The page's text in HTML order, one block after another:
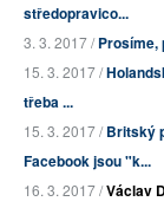
středopravico...
3. 3. 2017 /Prosíme,
15. 3. 2017 /
třeba ...
15. 3. 2017 /Britský
Facebook jsou "k...
16. 3. 2017 /Václav